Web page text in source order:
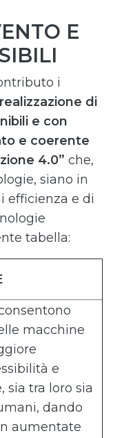
E
i
realizzazione di
e con
e coerente
4.0” che,
siano in
efficienza e di
tabella:
macchine
e
sia tra loro sia
dando
aumentate